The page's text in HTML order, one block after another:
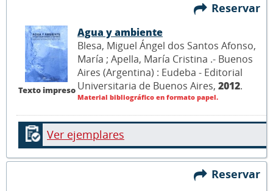
Reservar
Texto impreso
Agua y ambiente
Blesa, Miguel Ángel dos Santos Afonso,
María ; Apella, María Cristina .- Buenos
Aires (Argentina) : Eudeba - Editorial
Universitaria de Buenos Aires, 2012.
Material bibliográfico en formato papel.
Ver ejemplares
Reservar